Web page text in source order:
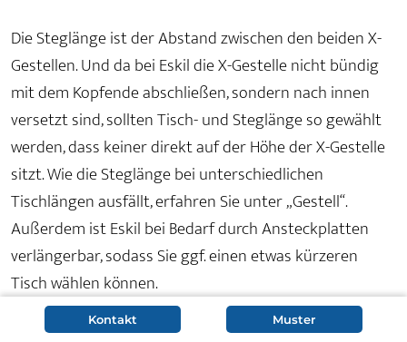
Die Steglänge ist der Abstand zwischen den beiden X-
Gestellen. Und da bei Eskil die X-Gestelle nicht bündig
mit dem Kopfende abschließen, sondern nach innen
versetzt sind, sollten Tisch- und Steglänge so gewählt
werden, dass keiner direkt auf der Höhe der X-Gestelle
sitzt. Wie die Steglänge bei unterschiedlichen
Tischlängen ausfällt, erfahren Sie unter „Gestell“.
Außerdem ist Eskil bei Bedarf durch Ansteckplatten
verlängerbar, sodass Sie ggf. einen etwas kürzeren
Tisch wählen können.
Wie bestimme ich die passenden
Kontakt Muster